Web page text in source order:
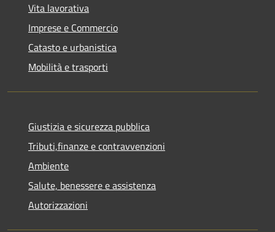
Vita lavorativa
Imprese e Commercio
Catasto e urbanistica
Mobilità e trasporti
Giustizia e sicurezza pubblica
Tributi,finanze e contravvenzioni
Ambiente
Salute, benessere e assistenza
Autorizzazioni